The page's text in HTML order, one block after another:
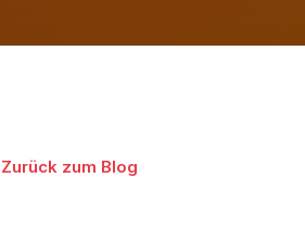
Zurück zum Blog